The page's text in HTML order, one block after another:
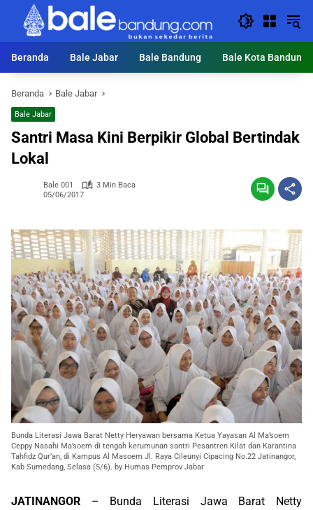
Langsung
konten
Beranda
Bale Jabar Bale Bandung Bale Kota Bandung
Beranda Bale Jabar
Bale Jabar
Santri Masa Kini Berpikir Global Bertindak
Lokal
Bale 001
3 Min Baca
05/06/2017
Bunda Literasi Jawa Barat Netty Heryawan bersama Ketua Yayasan Al Ma’soem
Ceppy Nasahi Ma’soem di tengah kerumunan santri Pesantren Kilat dan Karantina
Tahfidz Qur’an, di Kampus Al Masoem Jl. Raya Cileunyi Cipacing No.22 Jatinangor,
Kab Sumedang, Selasa (5/6). by Humas Pemprov Jabar
JATINANGOR – Bunda Literasi Jawa Barat Netty